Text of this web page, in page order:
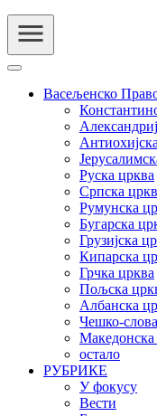
Васељенско
Руска црква
Српска
Румунска
Бугарска
Грузијска
Кипарска
Грчка црква
Пољска
Албанска
Чешко-
Македонска
остало
РУБРИКЕ
У фокусу
Вести